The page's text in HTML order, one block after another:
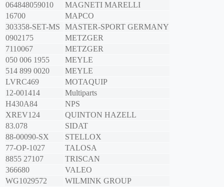
064848059010
MAGNETI MARELLI
16700
MAPCO
303358-SET-MS
MASTER-SPORT GERMANY
0902175
METZGER
7110067
METZGER
050 006 1955
MEYLE
514 899 0020
MEYLE
LVRC469
MOTAQUIP
12-001414
Multiparts
H430A84
NPS
XREV124
QUINTON HAZELL
83.078
SIDAT
88-00090-SX
STELLOX
77-OP-1027
TALOSA
8855 27107
TRISCAN
366680
VALEO
WG1029572
WILMINK GROUP